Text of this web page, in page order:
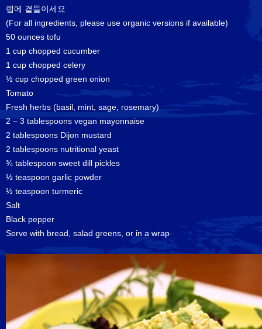
랩에 곁들이세요
(For all ingredients, please use organic versions if available)
50 ounces tofu
1 cup chopped cucumber
1 cup chopped celery
½ cup chopped green onion
Tomato
Fresh herbs (basil, mint, sage, rosemary)
2 – 3 tablespoons vegan mayonnaise
2 tablespoons Dijon mustard
2 tablespoons nutritional yeast
¾ tablespoon sweet dill pickles
½ teaspoon garlic powder
½ teaspoon turmeric
Salt
Black pepper
Serve with bread, salad greens, or in a wrap